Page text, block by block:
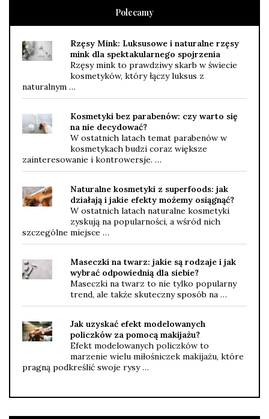
Polecamy
Rzęsy Mink: Luksusowe i naturalne rzęsy
mink dla spektakularnego spojrzenia
Rzęsy mink to prawdziwy skarb w świecie
kosmetyków, który łączy luksus z
naturalnym …
Kosmetyki bez parabenów: czy warto się
na nie decydować?
W ostatnich latach temat parabenów w
kosmetykach budzi coraz większe
zainteresowanie i kontrowersje. …
Naturalne kosmetyki z superfoods: jak
działają i jakie efekty możemy osiągnąć?
W ostatnich latach naturalne kosmetyki
zyskują na popularności, a wśród nich
szczególne miejsce …
Maseczki na twarz: jakie są rodzaje i jak
wybrać odpowiednią dla siebie?
Maseczki na twarz to nie tylko popularny
trend, ale także skuteczny sposób na …
Jak uzyskać efekt modelowanych
policzków za pomocą makijażu?
Efekt modelowanych policzków to
marzenie wielu miłośniczek makijażu, które
pragną podkreślić swoje rysy …